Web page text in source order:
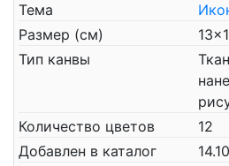
Тема
Размер (см)
Тип канвы
Количество цветов
12
Добавлен в каталог